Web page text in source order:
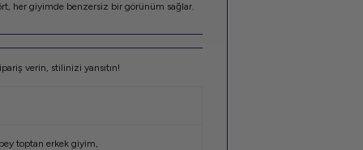
her giyimde benzersiz bir görünüm sağlar.
verin, stilinizi yansıtın!
toptan erkek giyim,